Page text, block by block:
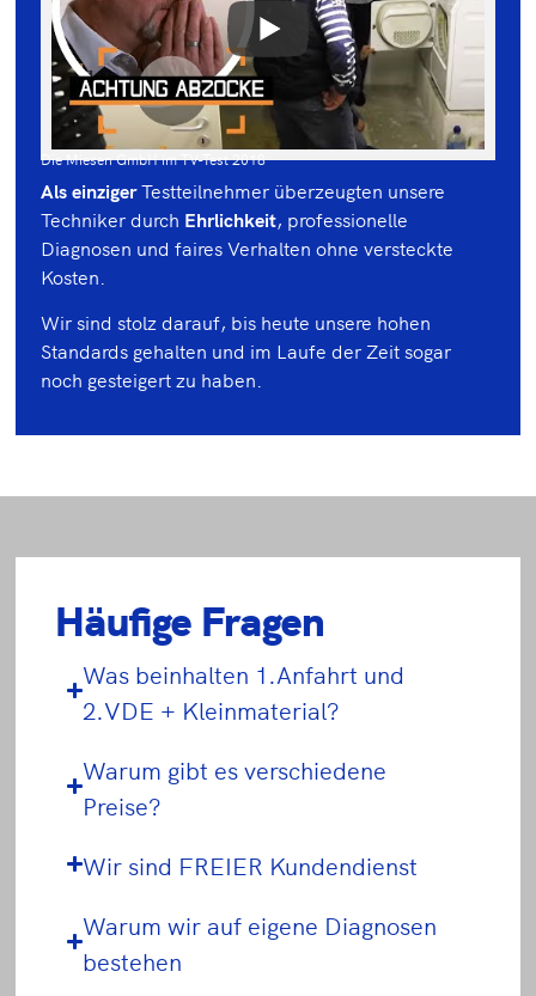
Die Miesen GmbH im TV-Test 2018
Als einzigerTestteilnehmer überzeugten unsere
Techniker durch Ehrlichkeit, professionelle
Diagnosen und faires Verhalten ohne versteckte
Kosten.
Wir sind stolz darauf, bis heute unsere hohen
Standards gehalten und im Laufe der Zeit sogar
noch gesteigert zu haben.
Häufige Fragen
Was beinhalten 1.Anfahrt und
2.VDE + Kleinmaterial?
Warum gibt es verschiedene
Preise?
Wir sind FREIER Kundendienst
Warum wir auf eigene Diagnosen
bestehen